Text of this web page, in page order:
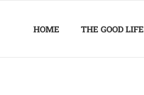
HOME THE GOOD LIFE